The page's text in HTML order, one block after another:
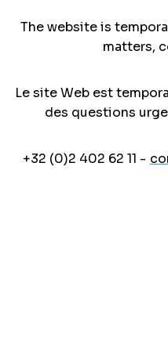
The website is
matters,
Le site Web est
des questions
+32 (0)2 402 62 11 -